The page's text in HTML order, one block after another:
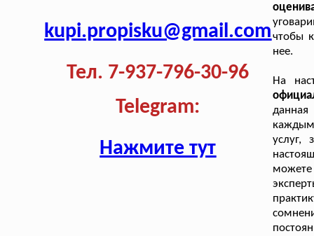
kupi.propisku@gmail.com
Тел. 7-937-796-30-96
Telegram:
Нажмите тут
чтобы
нее.
На
данная
каждым
услуг,